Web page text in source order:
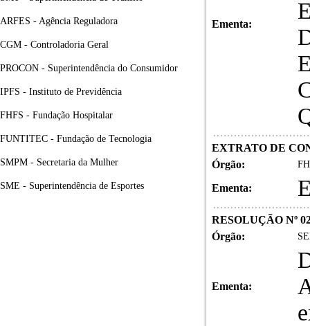
ARFES - Agência Reguladora
CGM - Controladoria Geral
PROCON - Superintendência do Consumidor
IPFS - Instituto de Previdência
FHFS - Fundação Hospitalar
FUNTITEC - Fundação de Tecnologia
SMPM - Secretaria da Mulher
SME - Superintendência de Esportes
Ementa:
EXTRATO DE
Órgão:
Ementa:
RESOLUÇÃO Nº
Órgão:
Ementa: